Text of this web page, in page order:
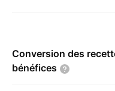
Conversion des
bénéfices